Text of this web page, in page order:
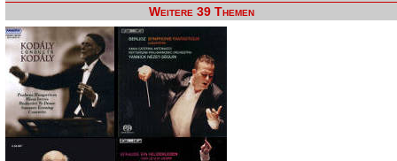
Weitere 39 Themen